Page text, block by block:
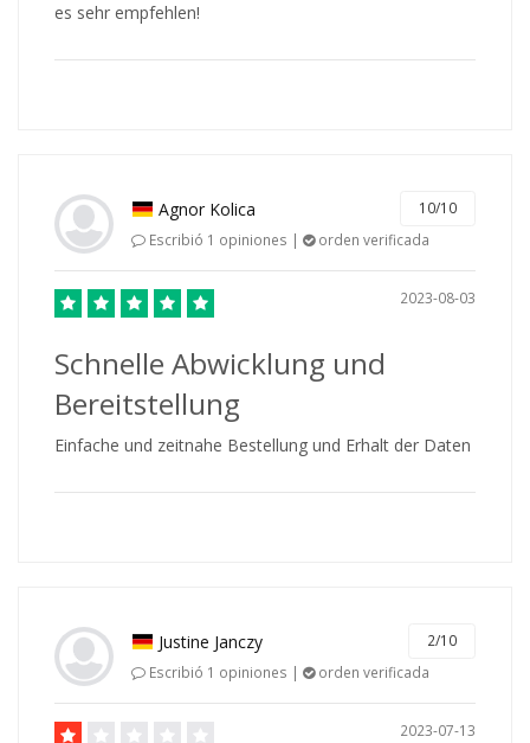
es sehr empfehlen!
Agnor Kolica
10/10
Escribió 1 opiniones |
orden verificada
2023-08-03
Schnelle Abwicklung und
Bereitstellung
Einfache und zeitnahe Bestellung und Erhalt der Daten
Justine Janczy
2/10
Escribió 1 opiniones |
orden verificada
2023-07-13